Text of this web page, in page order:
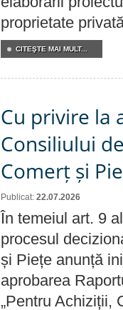
proprietate
CITEŞTE MAI MULT...
Cu privire la
Consiliului
Comerț și
Publicat: 22.07.2026
În temeiul art. 9
procesul
și Piețe anunță
aprobarea
„Pentru Achiziții,